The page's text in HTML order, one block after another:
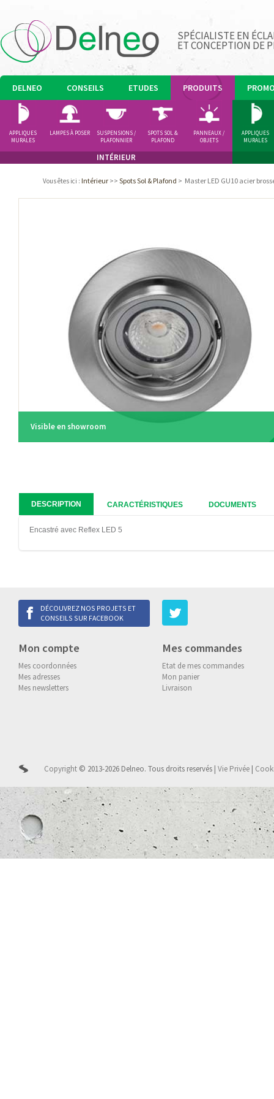
SPÉCIALISTE EN
ET CONCEPTION DE
DELNEO CONSEILS ETUDES PRODUITS
INTÉRIEUR
APPLIQUES
MURALES
LAMPES À POSER
SUSPENSIONS /
PLAFONNIER
SPOTS SOL &
PLAFOND
PANNEAUX /
OBJETS
APPLIQUES
MURALES
Vous êtes ici : Intérieur >> Spots Sol & Plafond > Master LED GU10 acier
Visible en showroom
DESCRIPTION CARACTÉRISTIQUES DOCUMENTS
Encastré avec Reflex LED 5
DÉCOUVREZ NOS PROJETS ET
CONSEILS SUR FACEBOOK
Mon compte
Mes coordonnées
Mes adresses
Mes newsletters
Mes commandes
Etat de mes commandes
Mon panier
Livraison
Copyright © 2013-2026 Delneo. Tous droits reservés | Vie Privée |